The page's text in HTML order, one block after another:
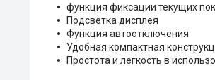
функция фиксации текущих
Подсветка дисплея
Функция автоотключения
Удобная компактная
Простота и легкость в